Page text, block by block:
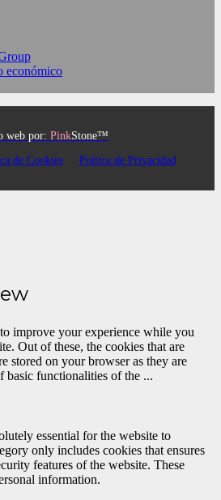
económico
web por: PinkStone™
de Cookies Poítica de Privacidad
improve your experience while you
Out of these, the cookies that are
stored on your browser as they are
basic functionalities of the ...
essential for the website to
only includes cookies that ensures
features of the website. These
information.